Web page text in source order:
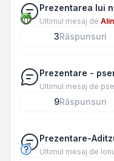
Prezentarea lui
Ultimul mesaj de
3Răspunsuri
Prezentare -
Ultimul mesaj de
9Răspunsuri
Prezentare-
Ultimul mesaj de